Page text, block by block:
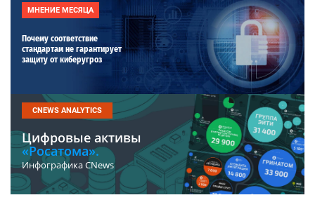
МНЕНИЕ МЕСЯЦА
Почему соответствие
стандартам не гарантирует
защиту от киберугроз
CNEWS ANALYTICS
Цифровые активы
«Росатома».
Инфографика CNews